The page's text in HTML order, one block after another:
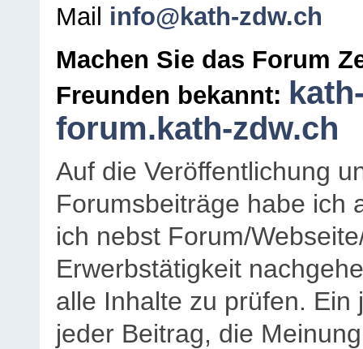
Mail info@kath-zdw.ch
Machen Sie das Forum
Freunden bekannt:
forum.kath-zdw.ch
Auf die Veröffentlichung
Forumsbeiträge habe ich
ich nebst Forum/
Erwerbstätigkeit
alle Inhalte zu prüfen.
jeder Beitrag, die